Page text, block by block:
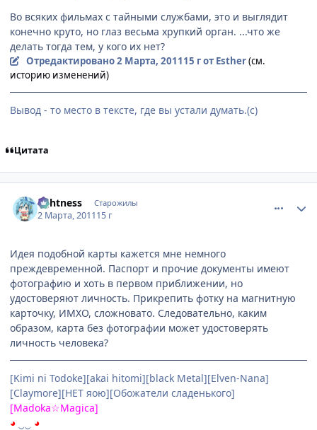
Во всяких фильмах с тайными службами, это и выглядит
конечно круто, но глаз весьма хрупкий орган. ...что же
делать тогда тем, у кого их нет?
Отредактировано2 Марта, 201115 гот Esther(см.
историю изменений)
Вывод - то место в тексте, где вы устали думать.(с)
Цитата
lightness Старожилы
2 Марта, 201115 г
Идея подобной карты кажется мне немного
преждевременной. Паспорт и прочие документы имеют
фотографию и хоть в первом приближении, но
удостоверяют личность. Прикрепить фотку на магнитную
карточку, ИМХО, сложновато. Следовательно, каким
образом, карта без фотографии может удостоверять
личность человека?
[Kimi ni Todoke][akai hitomi][black Metal][Elven-Nana]
[Claymore][НЕТ яою][Обожатели сладенького]
[Madoka☆Magica]
◕
◕